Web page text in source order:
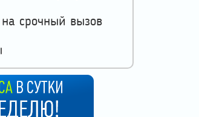
срочный вызов